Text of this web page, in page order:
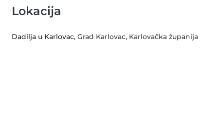
Lokacija
Dadilja u Karlovac, Grad Karlovac, Karlovačka županija